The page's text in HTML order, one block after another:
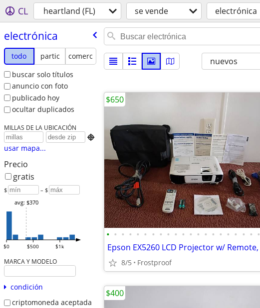
CL heartland (FL) se vende electrónica
electrónica
todo partic
comerc
buscar solo títulos
anuncio con foto
publicado hoy
ocultar duplicados
MILLAS DE LA UBICACIÓN

usar mapa...
Precio
gratis
$ – $
$0 $500 $1k
avg: $370
MARCA Y MODELO
condición
criptomoneda aceptada
nuevos
• • • • • • • • • • • • • • • • • • • • •
8/5 Frostproof
$650
$400